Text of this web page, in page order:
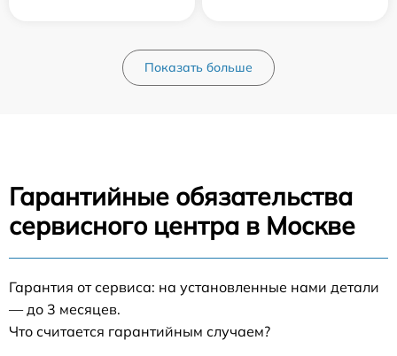
Показать больше
Гарантийные обязательства
сервисного центра в Москве
Гарантия от сервиса: на установленные нами детали
— до 3 месяцев.
Что считается гарантийным случаем?